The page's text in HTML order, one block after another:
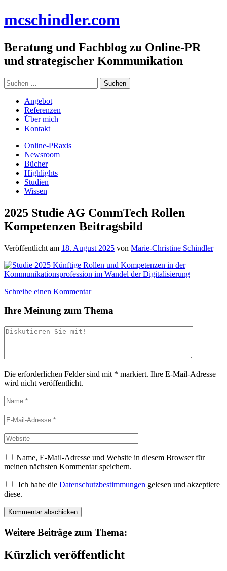
Inhalt
mcschindler.com
Beratung und Fachblog zu Online-PR
und strategischer Kommunikation
Suchen
nach:
Angebot
Referenzen
Über mich
Kontakt
Online-PRaxis
Newsroom
Bücher
Highlights
Studien
Wissen
2025 Studie AG CommTech Rollen
Kompetenzen Beitragsbild
Veröffentlicht am 18. August 2025 von Marie-Christine Schindler
Schreibe einen Kommentar
Ihre Meinung zum Thema
Die erforderlichen Felder sind mit * markiert. Ihre E-Mail-Adresse
wird nicht veröffentlicht.
Name, E-Mail-Adresse und Website in diesem Browser für
meinen nächsten Kommentar speichern.
Ich habe die Datenschutzbestimmungen gelesen und akzeptiere
diese.
Weitere Beiträge zum Thema:
Kürzlich veröffentlicht